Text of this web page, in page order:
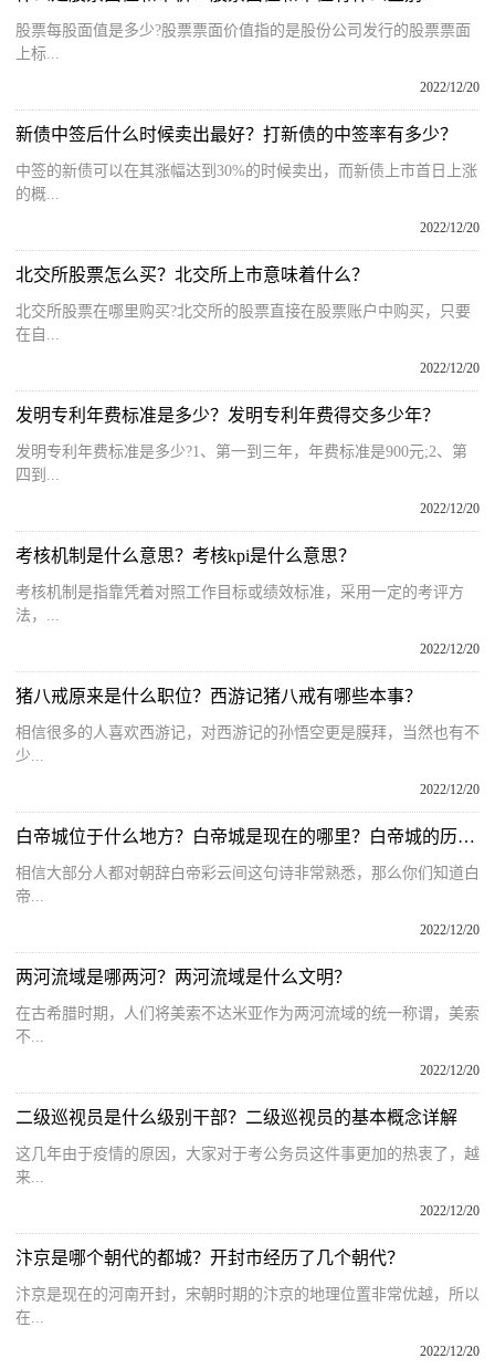
股票每股面值是多少?股票票面价值指的是股份公司发行的股票票面
上标...
2022/12/20
新债中签后什么时候卖出最好？打新债的中签率有多少？
中签的新债可以在其涨幅达到30%的时候卖出，而新债上市首日上涨
的概...
2022/12/20
北交所股票怎么买？北交所上市意味着什么？
北交所股票在哪里购买?北交所的股票直接在股票账户中购买，只要
在自...
2022/12/20
发明专利年费标准是多少？发明专利年费得交多少年？
发明专利年费标准是多少?1、第一到三年，年费标准是900元;2、第
四到...
2022/12/20
考核机制是什么意思？考核kpi是什么意思？
考核机制是指靠凭着对照工作目标或绩效标准，采用一定的考评方
法，...
2022/12/20
猪八戒原来是什么职位？西游记猪八戒有哪些本事？
相信很多的人喜欢西游记，对西游记的孙悟空更是膜拜，当然也有不
少...
2022/12/20
白帝城位于什么地方？白帝城是现在的哪里？白帝城的历史典故
相信大部分人都对朝辞白帝彩云间这句诗非常熟悉，那么你们知道白
帝...
2022/12/20
两河流域是哪两河？两河流域是什么文明？
在古希腊时期，人们将美索不达米亚作为两河流域的统一称谓，美索
不...
2022/12/20
二级巡视员是什么级别干部？二级巡视员的基本概念详解
这几年由于疫情的原因，大家对于考公务员这件事更加的热衷了，越
来...
2022/12/20
汴京是哪个朝代的都城？开封市经历了几个朝代？
汴京是现在的河南开封，宋朝时期的汴京的地理位置非常优越，所以
在...
2022/12/20